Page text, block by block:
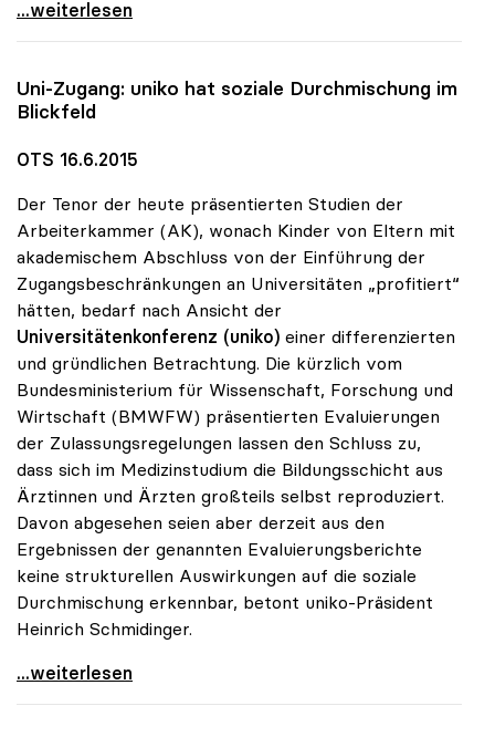
uniko und FWF empfehlen Unterstützung des
...weiterlesen
Uni-Zugang: uniko hat soziale Durchmischung im
Blickfeld
OTS 16.6.2015
Der Tenor der heute präsentierten Studien der
Arbeiterkammer (AK), wonach Kinder von Eltern mit
akademischem Abschluss von der Einführung der
Zugangsbeschränkungen an Universitäten „profitiert“
hätten, bedarf nach Ansicht der
Universitätenkonferenz (uniko) einer differenzierten
und gründlichen Betrachtung. Die kürzlich vom
Bundesministerium für Wissenschaft, Forschung und
Wirtschaft (BMWFW) präsentierten Evaluierungen
der Zulassungsregelungen lassen den Schluss zu,
dass sich im Medizinstudium die Bildungsschicht aus
Ärztinnen und Ärzten großteils selbst reproduziert.
Davon abgesehen seien aber derzeit aus den
Ergebnissen der genannten Evaluierungsberichte
keine strukturellen Auswirkungen auf die soziale
Durchmischung erkennbar, betont uniko-Präsident
Heinrich Schmidinger.
Uni-Zugang: uniko hat soziale Durchmischung im
...weiterlesen